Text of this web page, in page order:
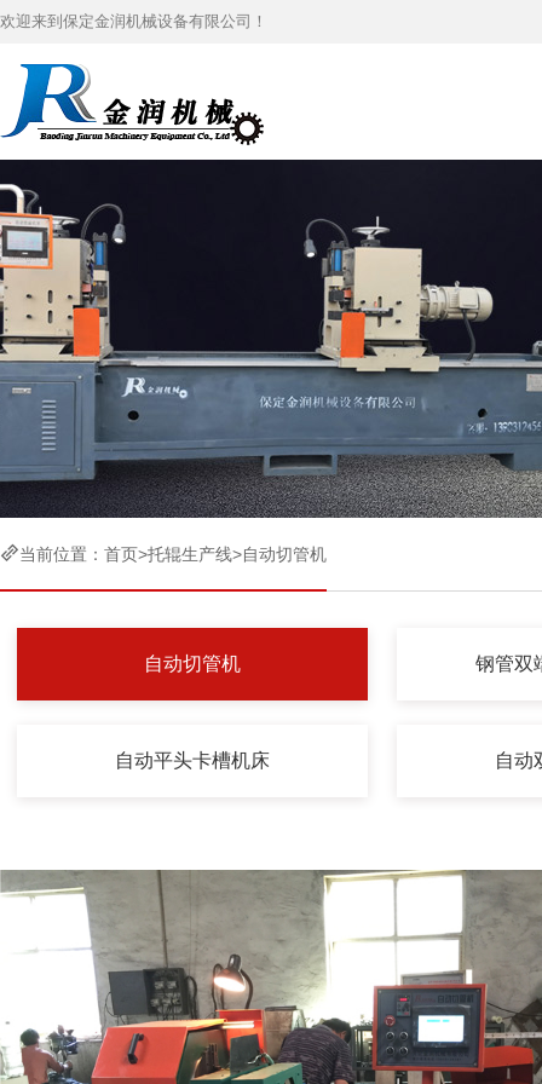
欢迎来到保定金润机械设备有限公司！
当前位置： 首页>托辊生产线>自动切管机
自动切管机 钢管双
自动平头卡槽机床 自动